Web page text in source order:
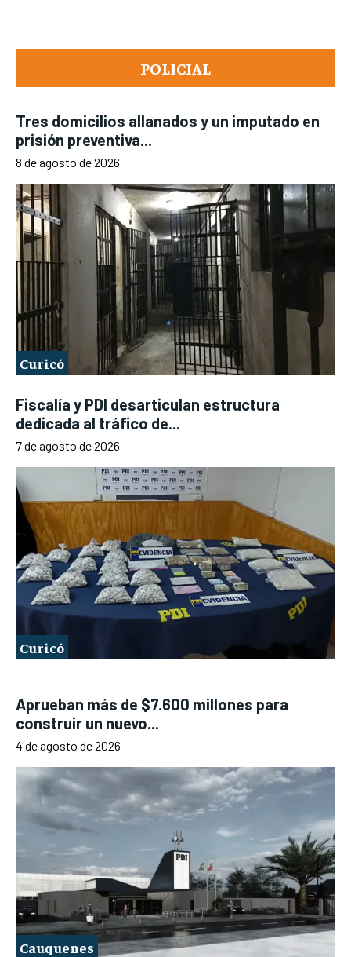
POLICIAL
Tres domicilios allanados y un imputado en
prisión preventiva...
8 de agosto de 2026
Curicó
Fiscalía y PDI desarticulan estructura
dedicada al tráfico de...
7 de agosto de 2026
Curicó
Aprueban más de $7.600 millones para
construir un nuevo...
4 de agosto de 2026
Cauquenes